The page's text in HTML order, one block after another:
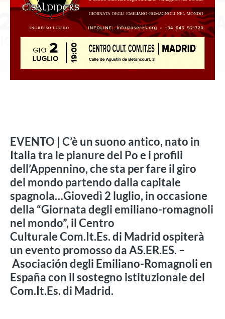
EVENTO | C’è un suono antico, nato in
Italia tra le pianure del Po e i profili
dell’Appennino, che sta per fare il giro
del mondo partendo dalla capitale
spagnola…Giovedì 2 luglio, in occasione
della “Giornata degli emiliano-romagnoli
nel mondo”, il Centro
Culturale Com.It.Es. di Madrid ospiterà
un evento promosso da AS.ER.ES. –
Asociación degli Emiliano-Romagnoli en
España con il sostegno istituzionale del
Com.It.Es. di Madrid.